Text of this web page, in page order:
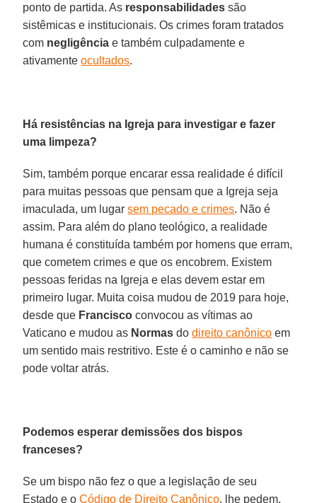
ponto de partida. As responsabilidades são
sistêmicas e institucionais. Os crimes foram tratados
com negligência e também culpadamente e
ativamenteocultados.
Há resistências na Igreja para investigar e fazer
uma limpeza?
Sim, também porque encarar essa realidade é difícil
para muitas pessoas que pensam que a Igreja seja
imaculada, um lugarsem pecado e crimes. Não é
assim. Para além do plano teológico, a realidade
humana é constituída também por homens que erram,
que cometem crimes e que os encobrem. Existem
pessoas feridas na Igreja e elas devem estar em
primeiro lugar. Muita coisa mudou de 2019 para hoje,
desde que Francisco convocou as vítimas ao
Vaticano e mudou as Normas dodireito canônico em
um sentido mais restritivo. Este é o caminho e não se
pode voltar atrás.
Podemos esperar demissões dos bispos
franceses?
Se um bispo não fez o que a legislação de seu
Estado e oCódigo de Direito Canônico, lhe pedem,